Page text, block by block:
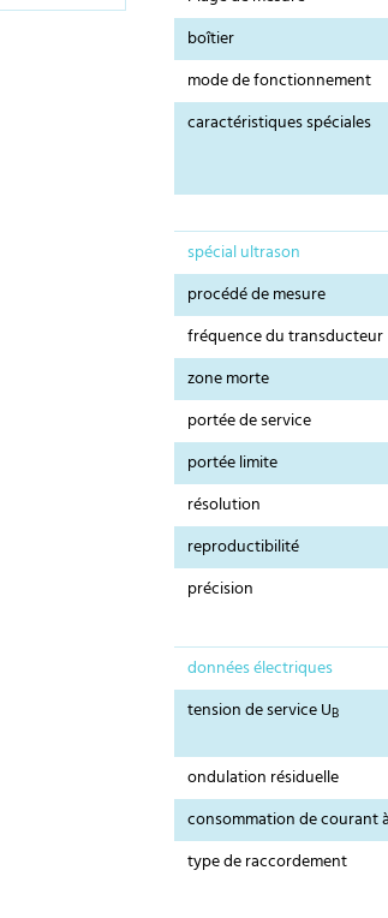
boîtier
mode de fonctionnement
caractéristiques spéciales
spécial ultrason
procédé de mesure
fréquence du transducteur
zone morte
portée de service
portée limite
résolution
reproductibilité
précision
données électriques
tension de service UB
ondulation résiduelle
consommation de courant
type de raccordement